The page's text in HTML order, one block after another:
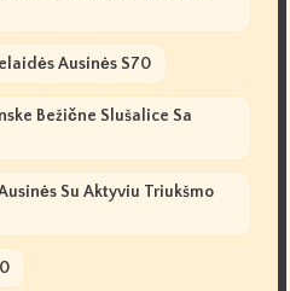
Ausinės S70
Bežične Slušalice Sa
Su Aktyviu Triukšmo